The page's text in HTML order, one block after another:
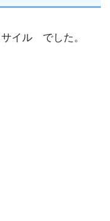
イル でした。